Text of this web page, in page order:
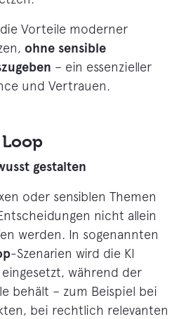
Vorteile moderner
ohne sensible
– ein essenzieller
und Vertrauen.
gestalten
oder sensiblen Themen
nicht allein
werden. In sogenannten
-Szenarien wird die KI
eingesetzt, während der
behält – zum Beispiel bei
bei rechtlich relevanten